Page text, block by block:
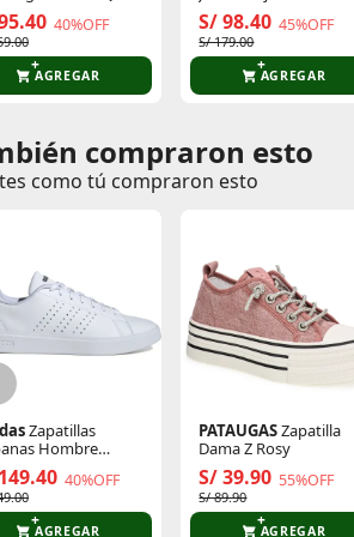
40%OFF
AGREGAR
Irlanda
S/ 98.40 45%OFF
S/ 179.00
AGREGAR
de clientes
de clientes que compraron
compraron esto
como tú compraron esto
Zapatillas
Hombre
2.0
40%OFF
AGREGAR
PATAUGASZapatilla
Dama Z Rosy
S/ 39.90 55%OFF
S/ 89.90
AGREGAR